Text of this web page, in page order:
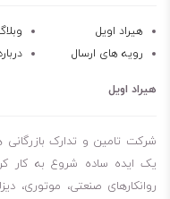
کارکرد مناسب در دماهای پایین و
مناسب برای دیفرانسیل‌های
این روغن باعث کاهش اصطکاک
ایجاد لایه روغن پایدار بین
می‌کند.
هیراد اویل
رویه های ارسال
هیراد اویل
شرکت تامین و تدارک بازرگانی
یک ایده ساده شروع به کار
روانکارهای صنعتی،